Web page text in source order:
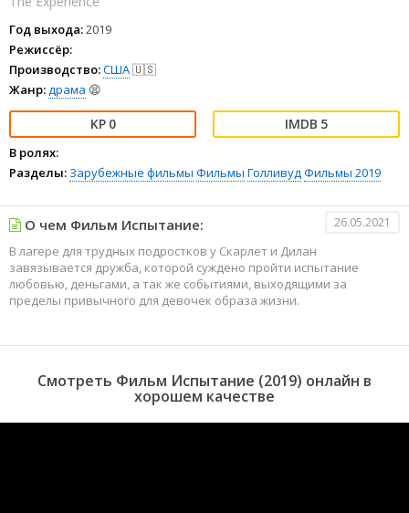
Год выхода:2019
Режиссёр:
Производство:США🇺🇸
Жанр:драма 😫
0 5
В ролях:
Разделы: Зарубежные фильмы Фильмы ГолливудФильмы 2019
О чем Фильм Испытание: 26.05.2021
В лагере для трудных подростков у Скарлет и Дилан
завязывается дружба, которой суждено пройти испытание
любовью, деньгами, а так же событиями, выходящими за
пределы привычного для девочек образа жизни.
Смотреть Фильм Испытание (2019) онлайн в
хорошем качестве